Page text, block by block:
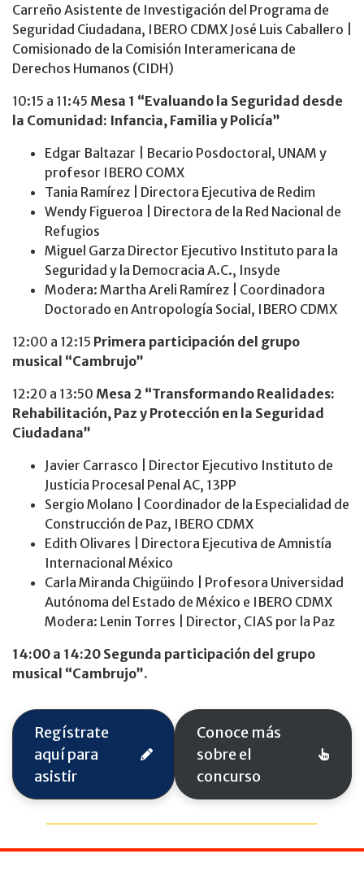
Carreño Asistente de Investigación del Programa de
Seguridad Ciudadana, IBERO CDMX José Luis Caballero |
Comisionado de la Comisión Interamericana de
Derechos Humanos (CIDH)
10:15 a 11:45 Mesa 1 “Evaluando la Seguridad desde
la Comunidad: Infancia, Familia y Policía”
Edgar Baltazar | Becario Posdoctoral, UNAM y
profesor IBERO COMX
Tania Ramírez | Directora Ejecutiva de Redim
Wendy Figueroa | Directora de la Red Nacional de
Refugios
Miguel Garza Director Ejecutivo Instituto para la
Seguridad y la Democracia A.C., Insyde
Modera: Martha Areli Ramírez | Coordinadora
Doctorado en Antropología Social, IBERO CDMX
12:00 a 12:15 Primera participación del grupo
musical “Cambrujo”
12:20 a 13:50 Mesa 2 “Transformando Realidades:
Rehabilitación, Paz y Protección en la Seguridad
Ciudadana”
Javier Carrasco | Director Ejecutivo Instituto de
Justicia Procesal Penal AC, 13PP
Sergio Molano | Coordinador de la Especialidad de
Construcción de Paz, IBERO CDMX
Edith Olivares | Directora Ejecutiva de Amnistía
Internacional México
Carla Miranda Chigüindo | Profesora Universidad
Autónoma del Estado de México e IBERO CDMX
Modera: Lenin Torres | Director, CIAS por la Paz
14:00 a 14:20 Segunda participación del grupo
musical “Cambrujo”.
Regístrate
aquí para
asistir
Conoce más
sobre el
concurso